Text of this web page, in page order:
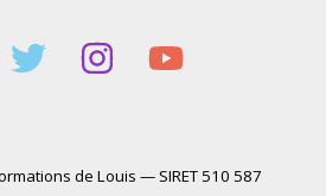
de Louis — SIRET 510 587